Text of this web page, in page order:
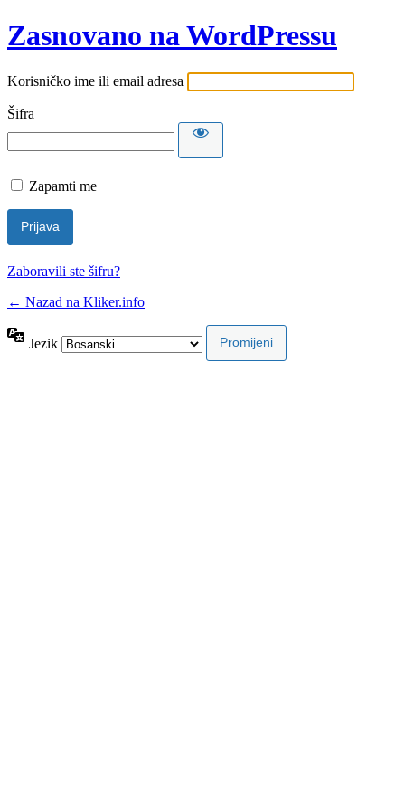
Zasnovano na WordPressu
Korisničko ime ili email adresa
Šifra
Zapamti me
Zaboravili ste šifru?
← Nazad na Kliker.info
Jezik